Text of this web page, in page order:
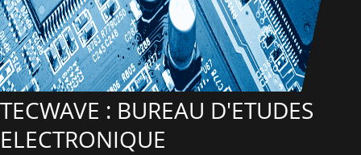
TECWAVE : BUREAU D'ETUDES
ELECTRONIQUE